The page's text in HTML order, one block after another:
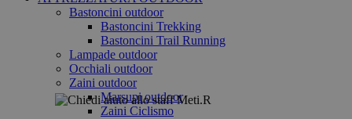
Bastoncini outdoor
Bastoncini Trekking
Bastoncini Trail Running
Lampade outdoor
Occhiali outdoor
Zaini outdoor
Marsupi outdoor
Zaini Ciclismo